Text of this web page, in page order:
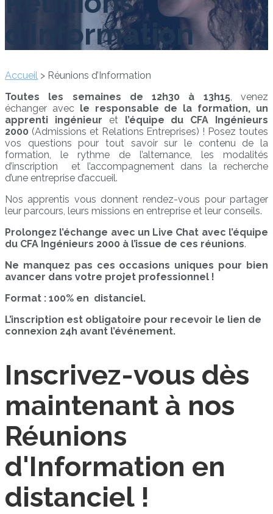
d’Information
Accueil > Réunions d’Information
Toutes les semaines de 12h30 à 13h15, venez
échanger avecle responsable de la formation, un
apprenti ingénieur et l’équipe du CFA Ingénieurs
2000 (Admissions et Relations Entreprises) ! Posez toutes
vos questions pour tout savoir sur le contenu de la
formation, le rythme de l’alternance, les modalités
d’inscription et l’accompagnement dans la recherche
d’une entreprise d’accueil.
Nos apprentis vous donnent rendez-vous pour partager
leur parcours, leurs missions en entreprise et leur conseils.
Prolongez l’échange avec un Live Chat avec l’équipe
du CFA Ingénieurs 2000 à l’issue de ces réunions.
Ne manquez pas ces occasions uniques pour bien
avancer dans votre projet professionnel !
Format : 100% en distanciel.
L’inscription est obligatoire pour recevoir le lien de
connexion 24h avant l’événement.
Inscrivez-vous dès
maintenant à nos
Réunions
d'Information en
distanciel !